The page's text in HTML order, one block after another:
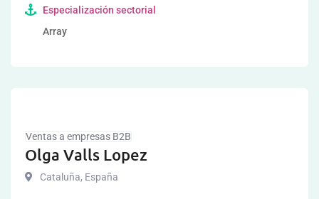
Especialización sectorial
Array
Ventas a empresas B2B
Olga Valls Lopez
Cataluña, España